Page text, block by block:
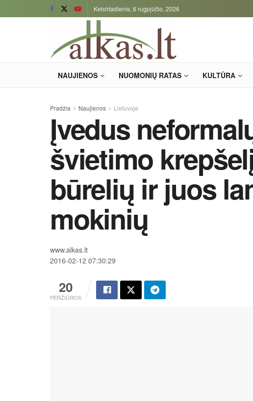
Ketvirtadienis, 6 rugpjūčio, 2026
NAUJIENOS NUOMONIŲ RATAS KULTŪRA
Pradžia Naujienos Lietuvoje
Įvedus
švietimo
būrelių ir juos
mokinių
www.alkas.lt
2016-02-12 07:30:29
20
PERŽIŪROS